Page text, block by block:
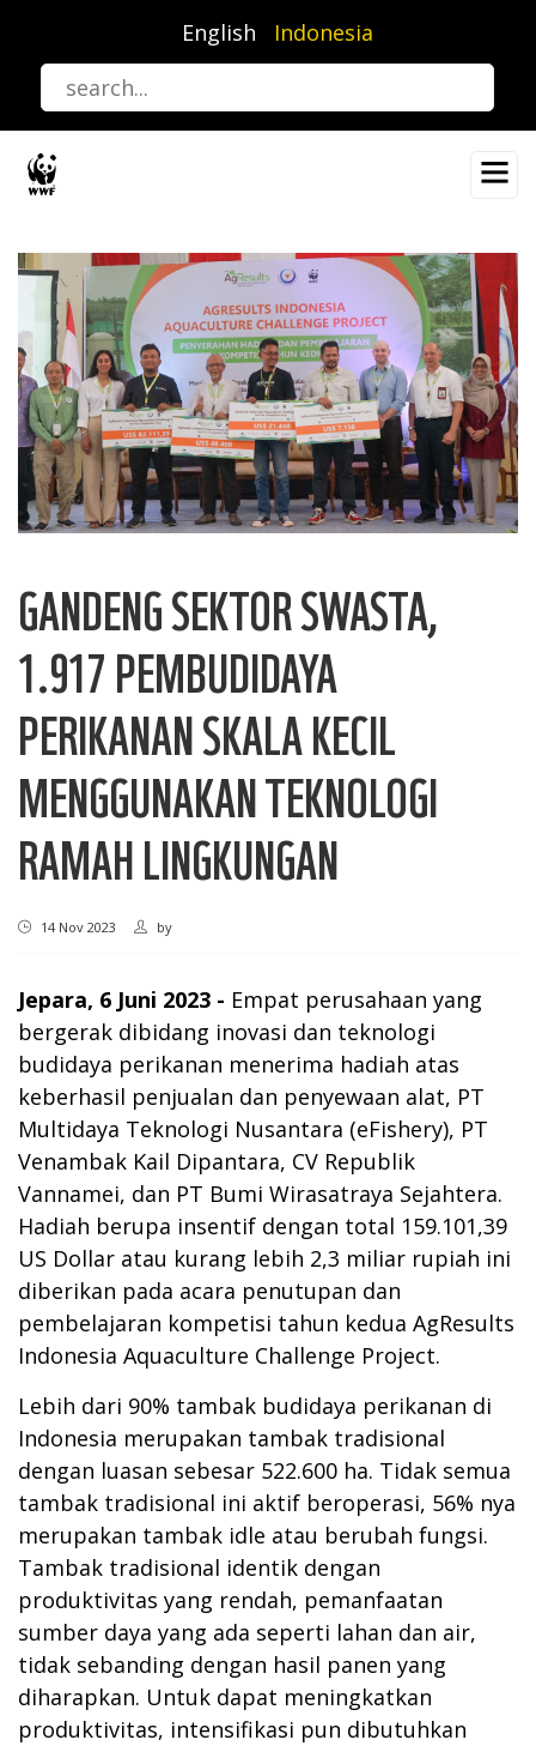
utama
English Indonesia
GANDENG SEKTOR SWASTA,
1.917 PEMBUDIDAYA
PERIKANAN SKALA KECIL
MENGGUNAKAN TEKNOLOGI
RAMAH LINGKUNGAN
14 Nov 2023 by
Jepara, 6 Juni 2023 - Empat perusahaan yang
bergerak dibidang inovasi dan teknologi
budidaya perikanan menerima hadiah atas
keberhasil penjualan dan penyewaan alat, PT
Multidaya Teknologi Nusantara (eFishery), PT
Venambak Kail Dipantara, CV Republik
Vannamei, dan PT Bumi Wirasatraya Sejahtera.
Hadiah berupa insentif dengan total 159.101,39
US Dollar atau kurang lebih 2,3 miliar rupiah ini
diberikan pada acara penutupan dan
pembelajaran kompetisi tahun kedua AgResults
Indonesia Aquaculture Challenge Project.
Lebih dari 90% tambak budidaya perikanan di
Indonesia merupakan tambak tradisional
dengan luasan sebesar 522.600 ha. Tidak semua
tambak tradisional ini aktif beroperasi, 56% nya
merupakan tambak idle atau berubah fungsi.
Tambak tradisional identik dengan
produktivitas yang rendah, pemanfaatan
sumber daya yang ada seperti lahan dan air,
tidak sebanding dengan hasil panen yang
diharapkan. Untuk dapat meningkatkan
produktivitas, intensifikasi pun dibutuhkan